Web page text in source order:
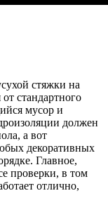
стяжки на
стандартного
мусор и
должен
а вот
декоративных
Главное,
проверки, в том
отлично,